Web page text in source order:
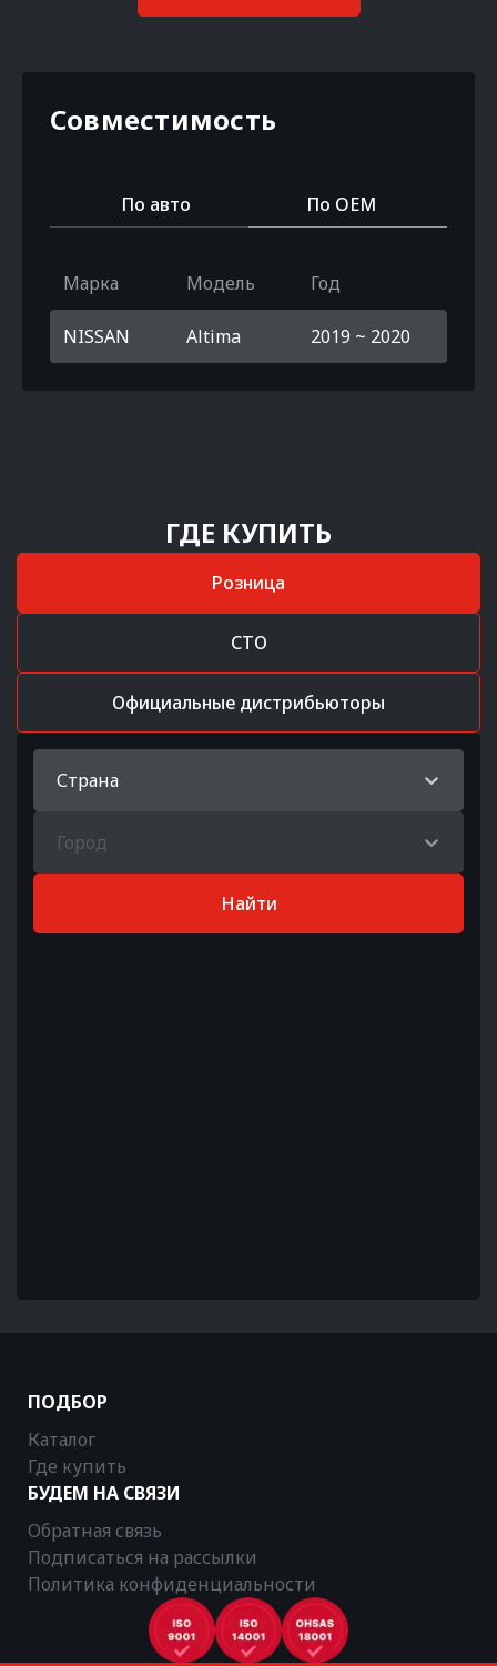
Совместимость
По авто По OEM
Марка Модель Год
NISSAN Altima 2019 ~ 2020
ГДЕ КУПИТЬ
Розница
СТО
Официальные дистрибьюторы
Страна
Город
Найти
ПОДБОР
Каталог
Где купить
БУДЕМ НА СВЯЗИ
Обратная связь
Подписаться на рассылки
Политика конфиденциальности